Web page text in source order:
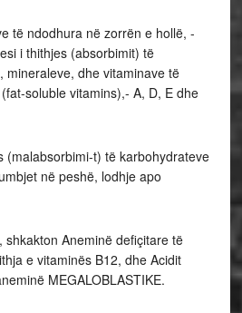
të ndodhura në zorrën e hollë, -
i thithjes (absorbimit) të
mineraleve, dhe vitaminave të
soluble vitamins),- A, D, E dhe
(malabsorbimi-t) të karbohydrateve
në peshë, lodhje apo
shkakton Aneminë defiçitare të
e vitaminës B12, dhe Acidit
MEGALOBLASTIKE.